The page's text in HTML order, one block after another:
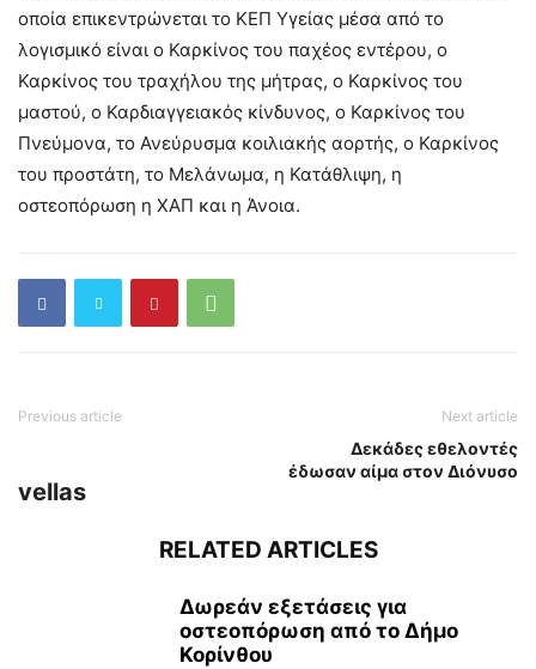
οποία επικεντρώνεται το ΚΕΠ Υγείας μέσα από το
λογισμικό είναι ο Καρκίνος του παχέος εντέρου, ο
Καρκίνος του τραχήλου της μήτρας, ο Καρκίνος του
μαστού, ο Καρδιαγγειακός κίνδυνος, ο Καρκίνος του
Πνεύμονα, το Ανεύρυσμα κοιλιακής αορτής, ο Καρκίνος
του προστάτη, το Μελάνωμα, η Κατάθλιψη, η
οστεοπόρωση η ΧΑΠ και η Άνοια.
Previous article Next article
Δεκάδες εθελοντές
έδωσαν αίμα στον Διόνυσο
vellas
RELATED ARTICLES
Δωρεάν εξετάσεις για
οστεοπόρωση από το Δήμο
Κορίνθου